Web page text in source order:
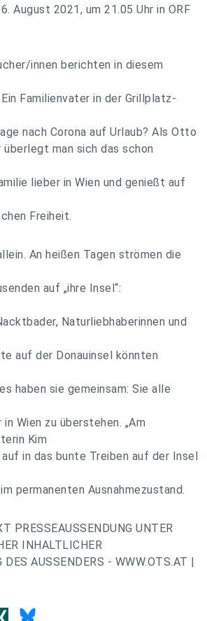
August 2021, um 21.05 Uhr in ORF
innen berichten in diesem
Familienvater in der Grillplatz-
nach Corona auf Urlaub? Als Otto
überlegt man sich das schon
lieber in Wien und genießt auf
Freiheit.
An heißen Tagen strömen die
auf „ihre Insel“:
Naturliebhaberinnen und
auf der Donauinsel könnten
haben sie gemeinsam: Sie alle
Wien zu überstehen. „Am
Kim
in das bunte Treiben auf der Insel
permanenten Ausnahmezustand.
PRESSEAUSSENDUNG UNTER
INHALTLICHER
DES AUSSENDERS - WWW.OTS.AT |